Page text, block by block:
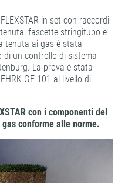
in set con raccordi
fascette stringitubo e
tenuta ai gas è stata
un controllo di sistema
La prova è stata
GE 101 al livello di
con i componenti del
conforme alle norme.